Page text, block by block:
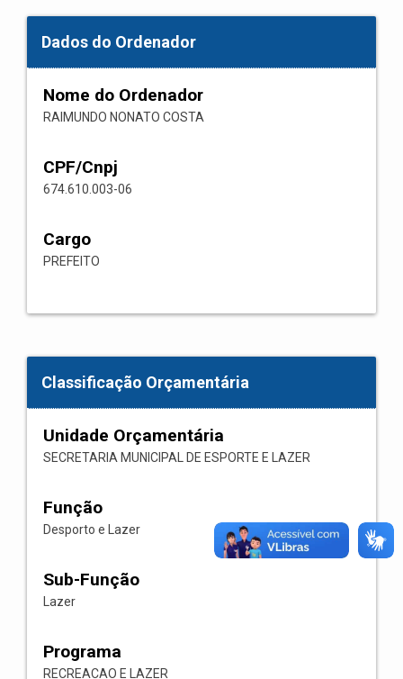
Dados do Ordenador
Nome do Ordenador
RAIMUNDO NONATO COSTA
CPF/Cnpj
674.610.003-06
Cargo
PREFEITO
Classificação Orçamentária
Unidade Orçamentária
SECRETARIA MUNICIPAL DE ESPORTE E LAZER
Função
Desporto e Lazer
Sub-Função
Lazer
Programa
RECREACAO E LAZER